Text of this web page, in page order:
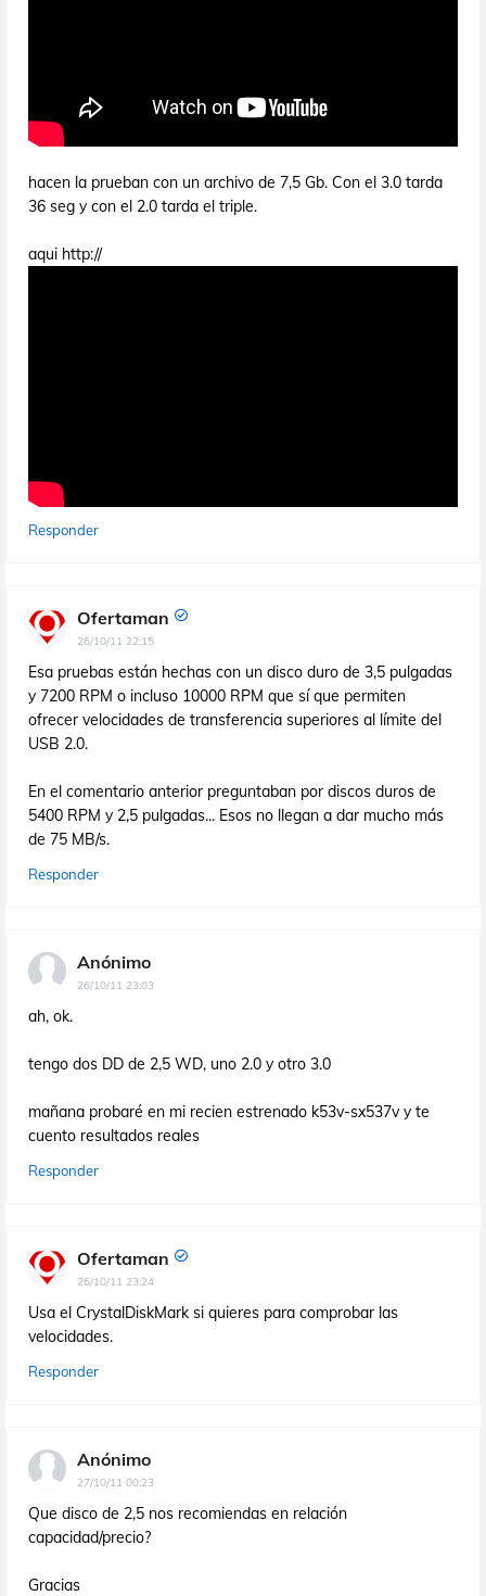
hacen la prueban con un archivo de 7,5 Gb. Con el 3.0 tarda
36 seg y con el 2.0 tarda el triple.
aqui http://
Responder
Ofertaman
26/10/11 22:15
Esa pruebas están hechas con un disco duro de 3,5 pulgadas
y 7200 RPM o incluso 10000 RPM que sí que permiten
ofrecer velocidades de transferencia superiores al límite del
USB 2.0.
En el comentario anterior preguntaban por discos duros de
5400 RPM y 2,5 pulgadas... Esos no llegan a dar mucho más
de 75 MB/s.
Responder
Anónimo
26/10/11 23:03
ah, ok.
tengo dos DD de 2,5 WD, uno 2.0 y otro 3.0
mañana probaré en mi recien estrenado k53v-sx537v y te
cuento resultados reales
Responder
Ofertaman
26/10/11 23:24
Usa el CrystalDiskMark si quieres para comprobar las
velocidades.
Responder
Anónimo
27/10/11 00:23
Que disco de 2,5 nos recomiendas en relación
capacidad/precio?
Gracias